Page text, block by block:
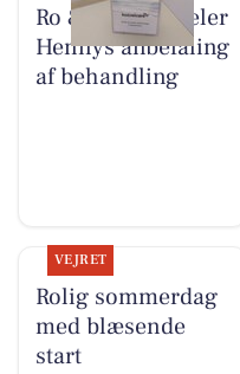
Ro & velvære deler
Hennys anbefaling
af behandling
VEJRET
Rolig sommerdag
med blæsende
start